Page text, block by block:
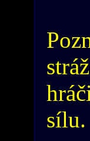
sílu.